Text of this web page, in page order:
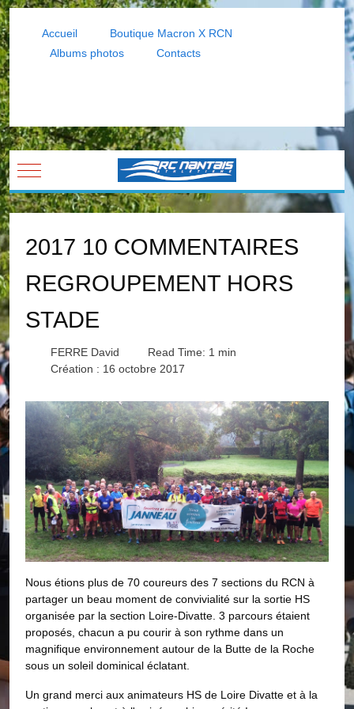
Accueil
Boutique Macron X RCN
Albums photos
Contacts
Mobile Menu Toggle
2017 10 COMMENTAIRES
REGROUPEMENT HORS
STADE
FERRE David
Read Time: 1 min
Création : 16 octobre 2017
Nous étions plus de 70 coureurs des 7 sections du RCN à
partager un beau moment de convivialité sur la sortie HS
organisée par la section Loire-Divatte. 3 parcours étaient
proposés, chacun a pu courir à son rythme dans un
magnifique environnement autour de la Butte de la Roche
sous un soleil dominical éclatant.
Un grand merci aux animateurs HS de Loire Divatte et à la